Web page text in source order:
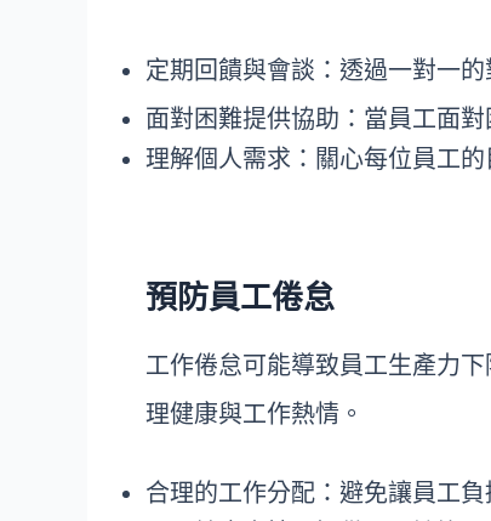
定期回饋與會談：透過一對一
面對困難提供協助：當員工面
理解個人需求：關心每位員工
預防員工倦怠
工作倦怠可能導致員工生產力
理健康與工作熱情。
合理的工作分配：避免讓員工